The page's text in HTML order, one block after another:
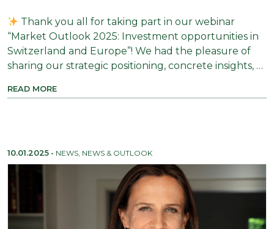
Thank you all for taking part in our webinar
“Market Outlook 2025: Investment opportunities in
Switzerland and Europe”! We had the pleasure of
sharing our strategic positioning, concrete insights, …
READ MORE
10.01.2025 - NEWS NEWS & OUTLOOK